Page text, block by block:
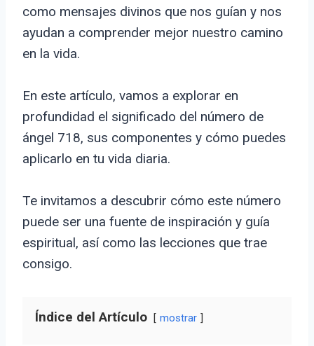
como mensajes divinos que nos guían y nos
ayudan a comprender mejor nuestro camino
en la vida.
En este artículo, vamos a explorar en
profundidad el significado del número de
ángel 718, sus componentes y cómo puedes
aplicarlo en tu vida diaria.
Te invitamos a descubrir cómo este número
puede ser una fuente de inspiración y guía
espiritual, así como las lecciones que trae
consigo.
Índice del Artículo mostrar